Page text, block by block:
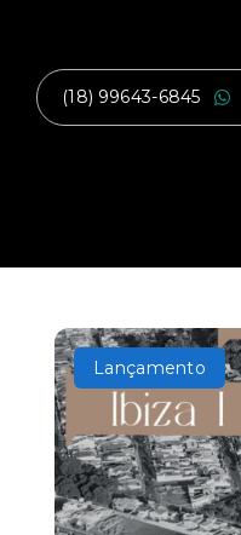
(18) 99643-6845
Lançamento